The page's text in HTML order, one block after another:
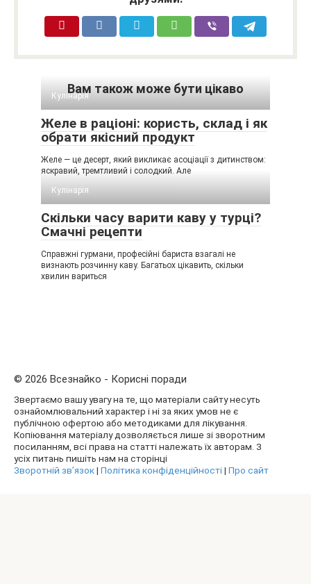
Вам також може бути цікаво
Кулінарія
Желе в раціоні: користь, склад і як
обрати якісний продукт
Желе — це десерт, який викликає асоціації з дитинством:
яскравий, тремтливий і солодкий. Але
Кулінарія
Скільки часу варити каву у турці?
Смачні рецепти
Справжні гурмани, професійні бариста взагалі не
визнають розчинну каву. Багатьох цікавить, скільки
хвилин вариться
© 2026 Всезнайко - Корисні поради
Звертаємо вашу увагу на те, що матеріали сайту несуть
ознайомлювальний характер і ні за яких умов не є
публічною офертою або методиками для лікування.
Копіювання матеріалу дозволяється лише зі зворотним
посиланням, всі права на статті належать їх авторам. З
усіх питань пишіть нам на сторінці
Зворотній зв’язок| Політика конфіденційності| Про сайт